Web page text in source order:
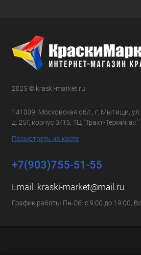
2025 © kraski-market.ru
141009, Московская обл., г. Мытищи,
д. 25Г, корпус 3/15, ТЦ "Тракт-Терминал"
Посмотреть на карте
+7(903)755-51-55
Email: kraski-market@mail.ru
График работы Пн-Сб: с 9:00 до 19:00,